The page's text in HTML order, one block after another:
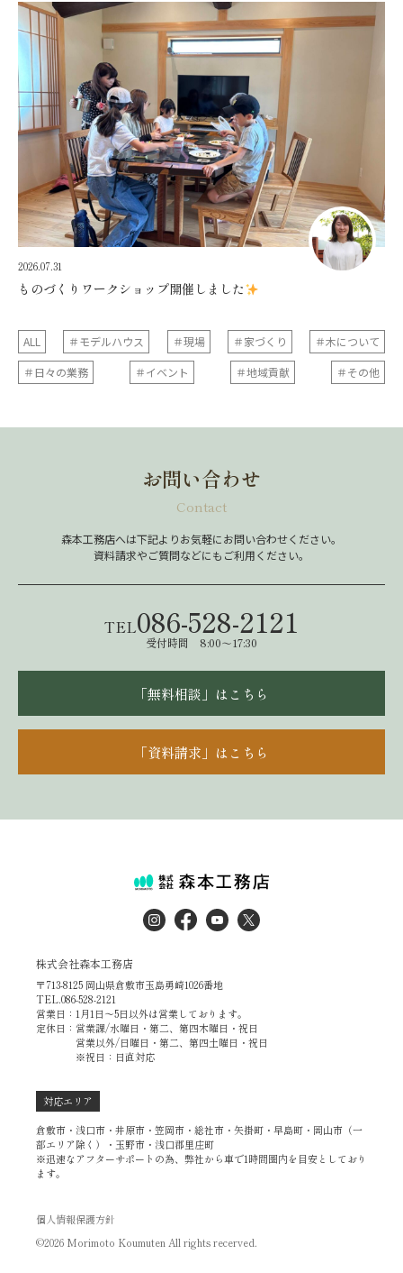
2026.07.31
ものづくりワークショップ開催しました
ALL ＃モデルハウス ＃現場 ＃家づくり
＃木について
＃日々の業務
＃イベント ＃地域貢献 ＃その他
お問い合わせ
Contact
森本工務店へは下記よりお気軽にお問い合わせください。
資料請求やご質問などにもご利用ください。
TEL086-528-2121
受付時間 8:00～17:30
「無料相談」はこちら
「資料請求」はこちら
株式会社森本工務店
〒713-8125 岡山県倉敷市玉島勇崎1026番地
TEL.086-528-2121
営業日：1月1日～5日以外は営業しております。
定休日：営業課/水曜日・第二、第四木曜日・祝日
営業以外/日曜日・第二、第四土曜日・祝日
※祝日：日直対応
対応エリア
倉敷市・浅口市・井原市・笠岡市・総社市・矢掛町・早島町・岡山市（一
部エリア除く）・玉野市・浅口郡里庄町
※迅速なアフターサポートの為、弊社から車で1時間圏内を目安としており
ます。
個人情報保護方針
©2026 Morimoto Koumuten All rights recerved.